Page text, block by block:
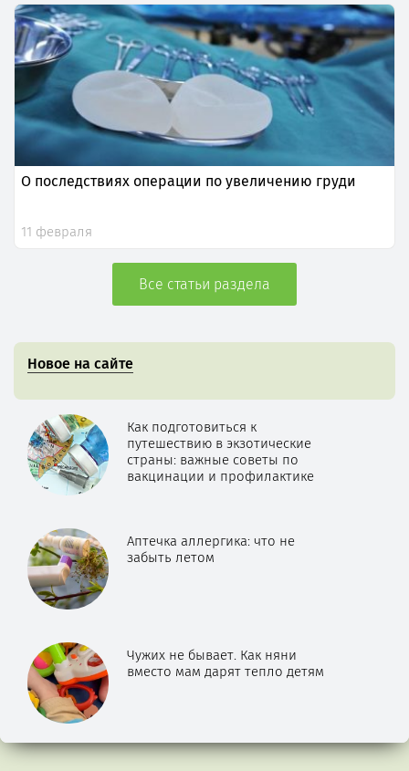
О последствиях операции по увеличению груди
11 февраля
Все статьи раздела
Новое на сайте
Как подготовиться к
путешествию в экзотические
страны: важные советы по
вакцинации и профилактике
Аптечка аллергика: что не
забыть летом
Чужих не бывает. Как няни
вместо мам дарят тепло детям